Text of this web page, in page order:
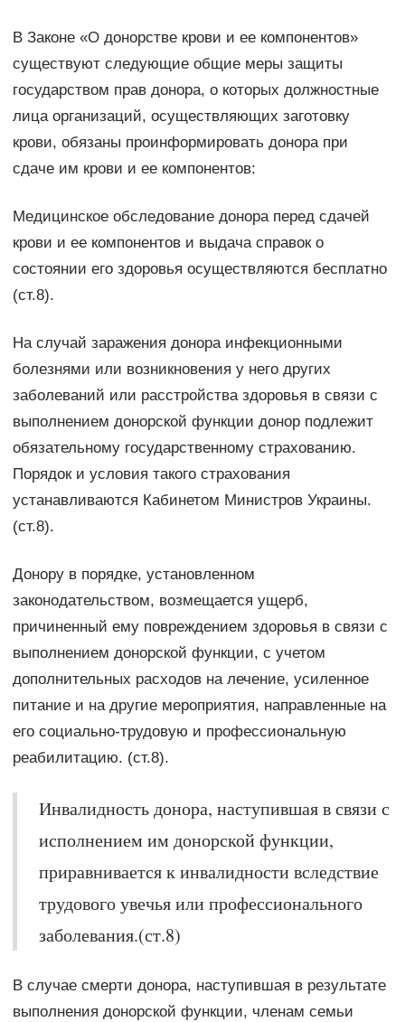
В Законе «О донорстве крови и ее компонентов»
существуют следующие общие меры защиты
государством прав донора, о которых должностные
лица организаций, осуществляющих заготовку
крови, обязаны проинформировать донора при
сдаче им крови и ее компонентов:
Медицинское обследование донора перед сдачей
крови и ее компонентов и выдача справок о
состоянии его здоровья осуществляются бесплатно
(ст.8).
На случай заражения донора инфекционными
болезнями или возникновения у него других
заболеваний или расстройства здоровья в связи с
выполнением донорской функции донор подлежит
обязательному государственному страхованию.
Порядок и условия такого страхования
устанавливаются Кабинетом Министров Украины.
(ст.8).
Донору в порядке, установленном
законодательством, возмещается ущерб,
причиненный ему повреждением здоровья в связи с
выполнением донорской функции, с учетом
дополнительных расходов на лечение, усиленное
питание и на другие мероприятия, направленные на
его социально-трудовую и профессиональную
реабилитацию. (ст.8).
Инвалидность донора, наступившая в связи с
исполнением им донорской функции,
приравнивается к инвалидности вследствие
трудового увечья или профессионального
заболевания.(ст.8)
В случае смерти донора, наступившая в результате
выполнения донорской функции, членам семьи